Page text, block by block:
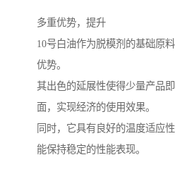
多重优势，提升
10号白油作为脱模剂的基础原
优势。
其出色的延展性使得少量产品
面，实现经济的使用效果。
同时，它具有良好的温度适应
能保持稳定的性能表现。